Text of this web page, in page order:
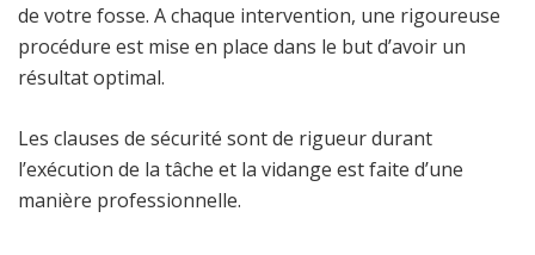
de votre fosse. A chaque intervention, une rigoureuse
procédure est mise en place dans le but d’avoir un
résultat optimal.
Les clauses de sécurité sont de rigueur durant
l’exécution de la tâche et la vidange est faite d’une
manière professionnelle.